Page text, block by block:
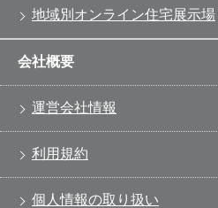
地域別オンライン住宅展示場
会社概要
運営会社情報
利用規約
個人情報の取り扱い